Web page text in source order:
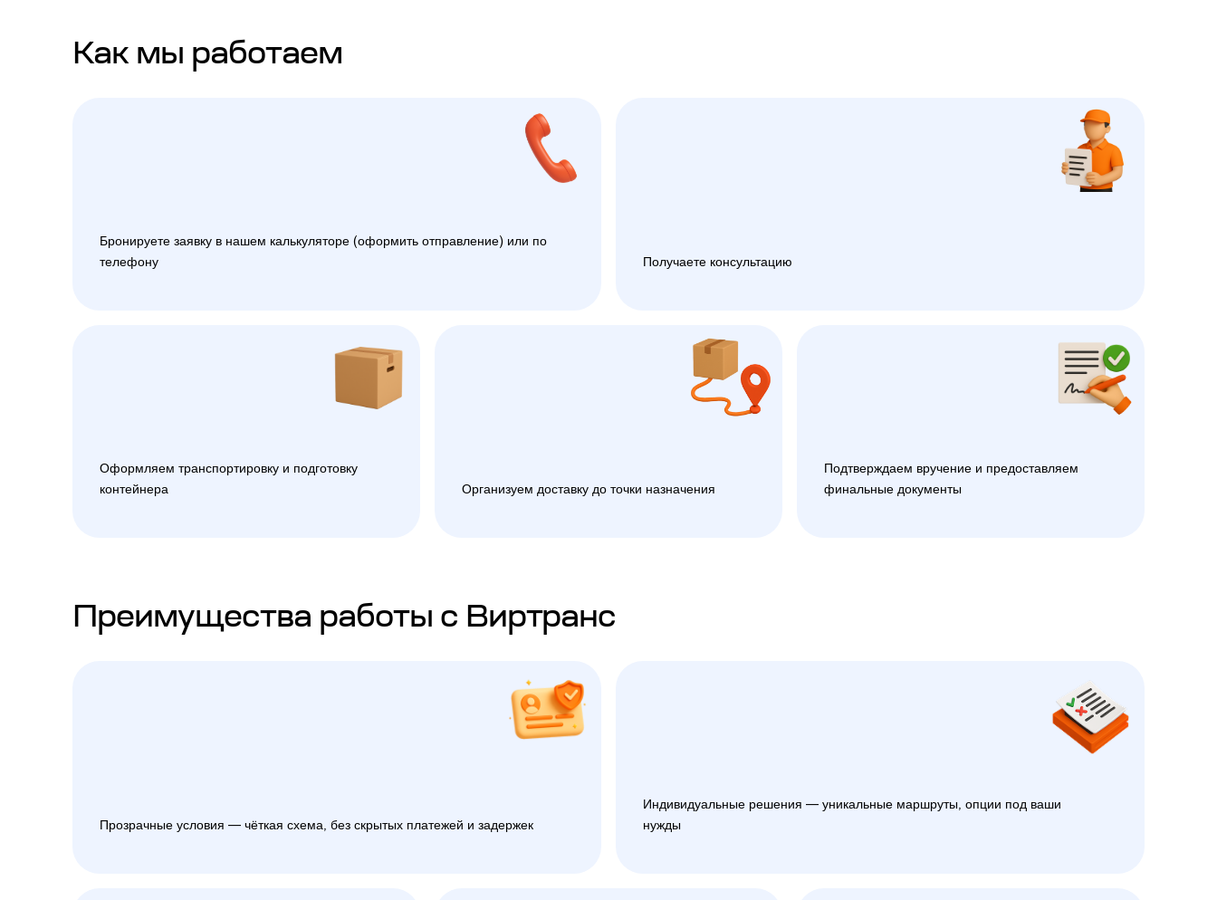
Как мы работаем
Бронируете заявку в нашем калькуляторе (оформить отправление) или по
телефону
Получаете консультацию
Оформляем транспортировку и подготовку
контейнера
Организуем доставку до точки назначения
Подтверждаем вручение и предоставляем
финальные документы
Преимущества работы с Виртранс
Прозрачные условия — чёткая схема, без скрытых платежей и задержек
Индивидуальные решения — уникальные маршруты, опции под ваши
нужды